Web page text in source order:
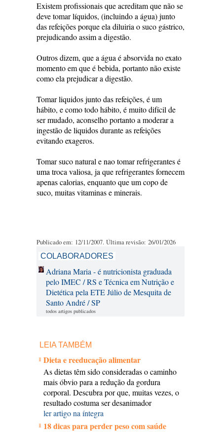
Existem profissionais que acreditam que não se
deve tomar líquidos, (incluindo a água) junto
das refeições porque ela diluiria o suco gástrico,
prejudicando assim a digestão.
Outros dizem, que a água é absorvida no exato
momento em que é bebida, portanto não existe
como ela prejudicar a digestão.
Tomar liquidos junto das refeições, é um
hábito, e como todo hábito, é muito difícil de
ser mudado, aconselho portanto a moderar a
ingestão de liquidos durante as refeições
evitando exageros.
Tomar suco natural e nao tomar refrigerantes é
uma troca valiosa, ja que refrigerantes fornecem
apenas calorias, enquanto que um copo de
suco, muitas vitaminas e minerais.
Publicado em: 12/11/2007. Última revisão: 26/01/2026
COLABORADORES
Adriana Maria - é nutricionista graduada
pelo IMEC / RS e Técnica em Nutrição e
Dietética pela ETE Júlio de Mesquita de
Santo André / SP
todos artigos publicados
LEIA TAMBÉM
Dieta e reeducação alimentar
As dietas têm sido consideradas o caminho
mais óbvio para a redução da gordura
corporal. Descubra por que, muitas vezes, o
resultado costuma ser desanimador
ler artigo na íntegra
18 dicas para perder peso com saúde